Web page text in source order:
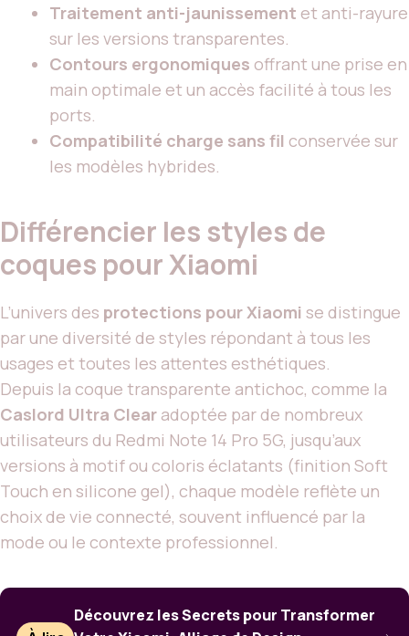
Traitement anti-jaunissement et anti-rayure
sur les versions transparentes.
Contours ergonomiques offrant une prise en
main optimale et un accès facilité à tous les
ports.
Compatibilité charge sans fil conservée sur
les modèles hybrides.
Différencier les styles de
coques pour Xiaomi
L’univers des protections pour Xiaomi se distingue
par une diversité de styles répondant à tous les
usages et toutes les attentes esthétiques.
Depuis la coque transparente antichoc, comme la
Caslord Ultra Clear adoptée par de nombreux
utilisateurs du Redmi Note 14 Pro 5G, jusqu’aux
versions à motif ou coloris éclatants (finition Soft
Touch en silicone gel), chaque modèle reflète un
choix de vie connecté, souvent influencé par la
mode ou le contexte professionnel.
Découvrez les Secrets pour Transformer